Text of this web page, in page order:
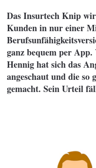
Das Insurtech Knip
Kunden in nur einer
ganz bequem per
Hennig hat sich das
angeschaut und die so
gemacht. Sein Urteil